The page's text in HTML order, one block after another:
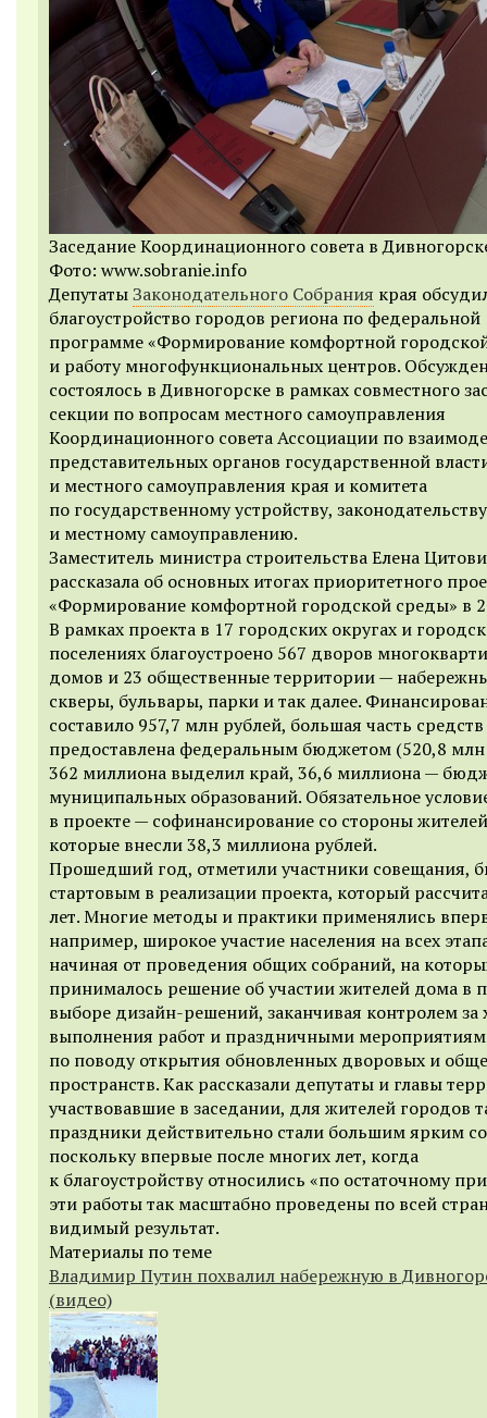
Заседание Координационного совета в
Фото: www.sobranie.info
ДепутатыЗаконодательного Собрания края
благоустройство городов региона по федеральной
программе «Формирование комфортной
и работу многофункциональных центров.
состоялось в Дивногорске в рамках совместного
секции по вопросам местного самоуправления
Координационного совета Ассоциации по
представительных органов государственной
и местного самоуправления края и комитета
по государственному устройству, законодательству
и местному самоуправлению.
Заместитель министра строительства Елена
рассказала об основных итогах приоритетного
«Формирование комфортной городской среды» в
В рамках проекта в 17 городских округах и
поселениях благоустроено 567 дворов
домов и 23 общественные территории —
скверы, бульвары, парки и так далее.
составило 957,7 млн рублей, большая часть средств
предоставлена федеральным бюджетом (520,8 млн
362 миллиона выделил край, 36,6 миллиона —
муниципальных образований. Обязательное
в проекте — софинансирование со стороны
которые внесли 38,3 миллиона рублей.
Прошедший год, отметили участники совещания,
стартовым в реализации проекта, который
лет. Многие методы и практики применялись
например, широкое участие населения на всех
начиная от проведения общих собраний, на
принималось решение об участии жителей дома в
выборе дизайн-решений, заканчивая контролем за
выполнения работ и праздничными
по поводу открытия обновленных дворовых и
пространств. Как рассказали депутаты и главы
участвовавшие в заседании, для жителей городов
праздники действительно стали большим ярким
поскольку впервые после многих лет, когда
к благоустройству относились «по остаточному
эти работы так масштабно проведены по всей
видимый результат.
Материалы по теме
Владимир Путин похвалил набережную в
(видео)